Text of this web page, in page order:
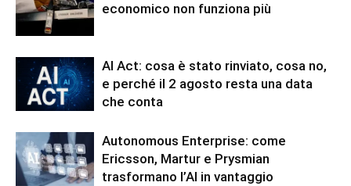
economico non funziona più
AI Act: cosa è stato rinviato, cosa no,
e perché il 2 agosto resta una data
che conta
Autonomous Enterprise: come
Ericsson, Martur e Prysmian
trasformano l’AI in vantaggio